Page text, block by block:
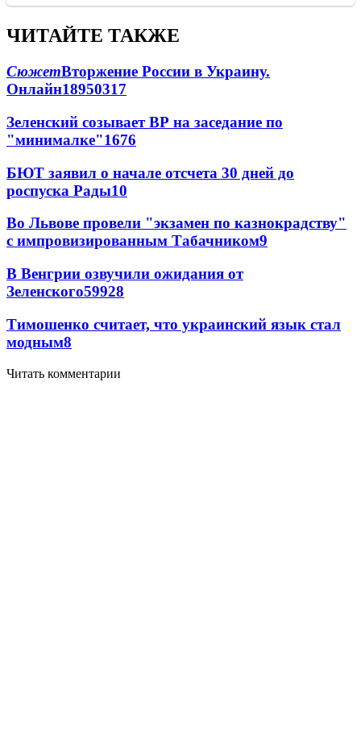
ЧИТАЙТЕ ТАКЖЕ
СюжетВторжение России в Украину.
Онлайн18950317
Зеленский созывает ВР на заседание по
"минималке"1676
БЮТ заявил о начале отсчета 30 дней до
роспуска Рады10
Во Львове провели "экзамен по казнокрадству"
с импровизированным Табачником9
В Венгрии озвучили ожидания от
Зеленского59928
Тимошенко считает, что украинский язык стал
модным8
Читать комментарии